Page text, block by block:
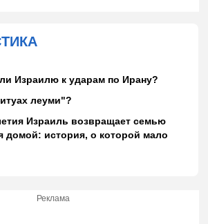
Израилю к ударам по Ирану?
леуми"?
Израиль возвращает семью
домой: история, о которой мало
Реклама